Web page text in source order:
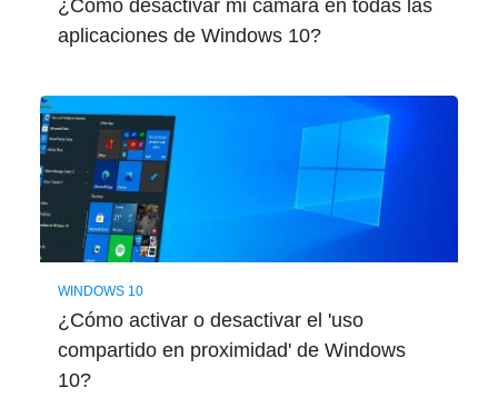
¿Cómo desactivar mi cámara en todas las
aplicaciones de Windows 10?
WINDOWS 10
¿Cómo activar o desactivar el 'uso
compartido en proximidad' de Windows
10?